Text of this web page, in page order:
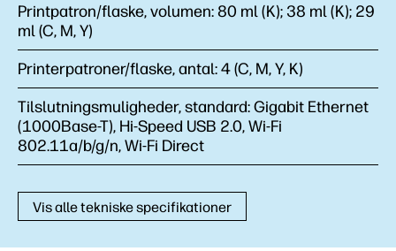
Printpatron/flaske, volumen:80 ml (K); 38 ml (K); 29
ml (C, M, Y)
Printerpatroner/flaske, antal:4 (C, M, Y, K)
Tilslutningsmuligheder, standard:Gigabit Ethernet
(1000Base-T), Hi-Speed USB 2.0, Wi-Fi
802.11a/b/g/n, Wi-Fi Direct
Vis alle tekniske specifikationer